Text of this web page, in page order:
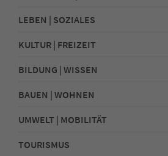
LEBEN | SOZIALES
KULTUR | FREIZEIT
BILDUNG | WISSEN
BAUEN | WOHNEN
UMWELT | MOBILITÄT
TOURISMUS